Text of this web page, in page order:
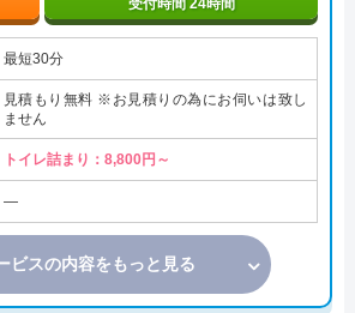
受付時間 24時間
最短30分
見積もり無料 ※お見積りの為にお伺いは致し
ません
トイレ詰まり：8,800円～
―
ビスの内容をもっと見る